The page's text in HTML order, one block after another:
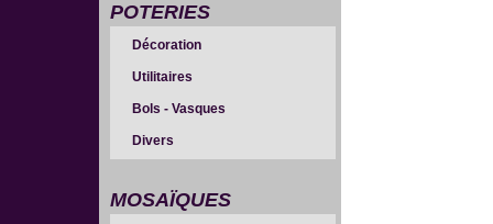
POTERIES
Décoration
Utilitaires
Bols - Vasques
Divers
MOSAÏQUES